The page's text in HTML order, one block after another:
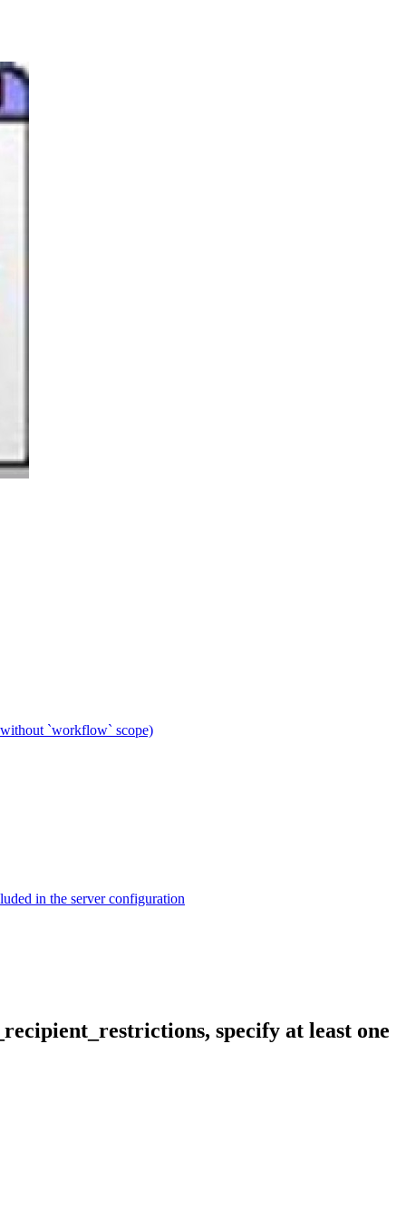
`workflow` scope)
in the server configuration
specify at least one